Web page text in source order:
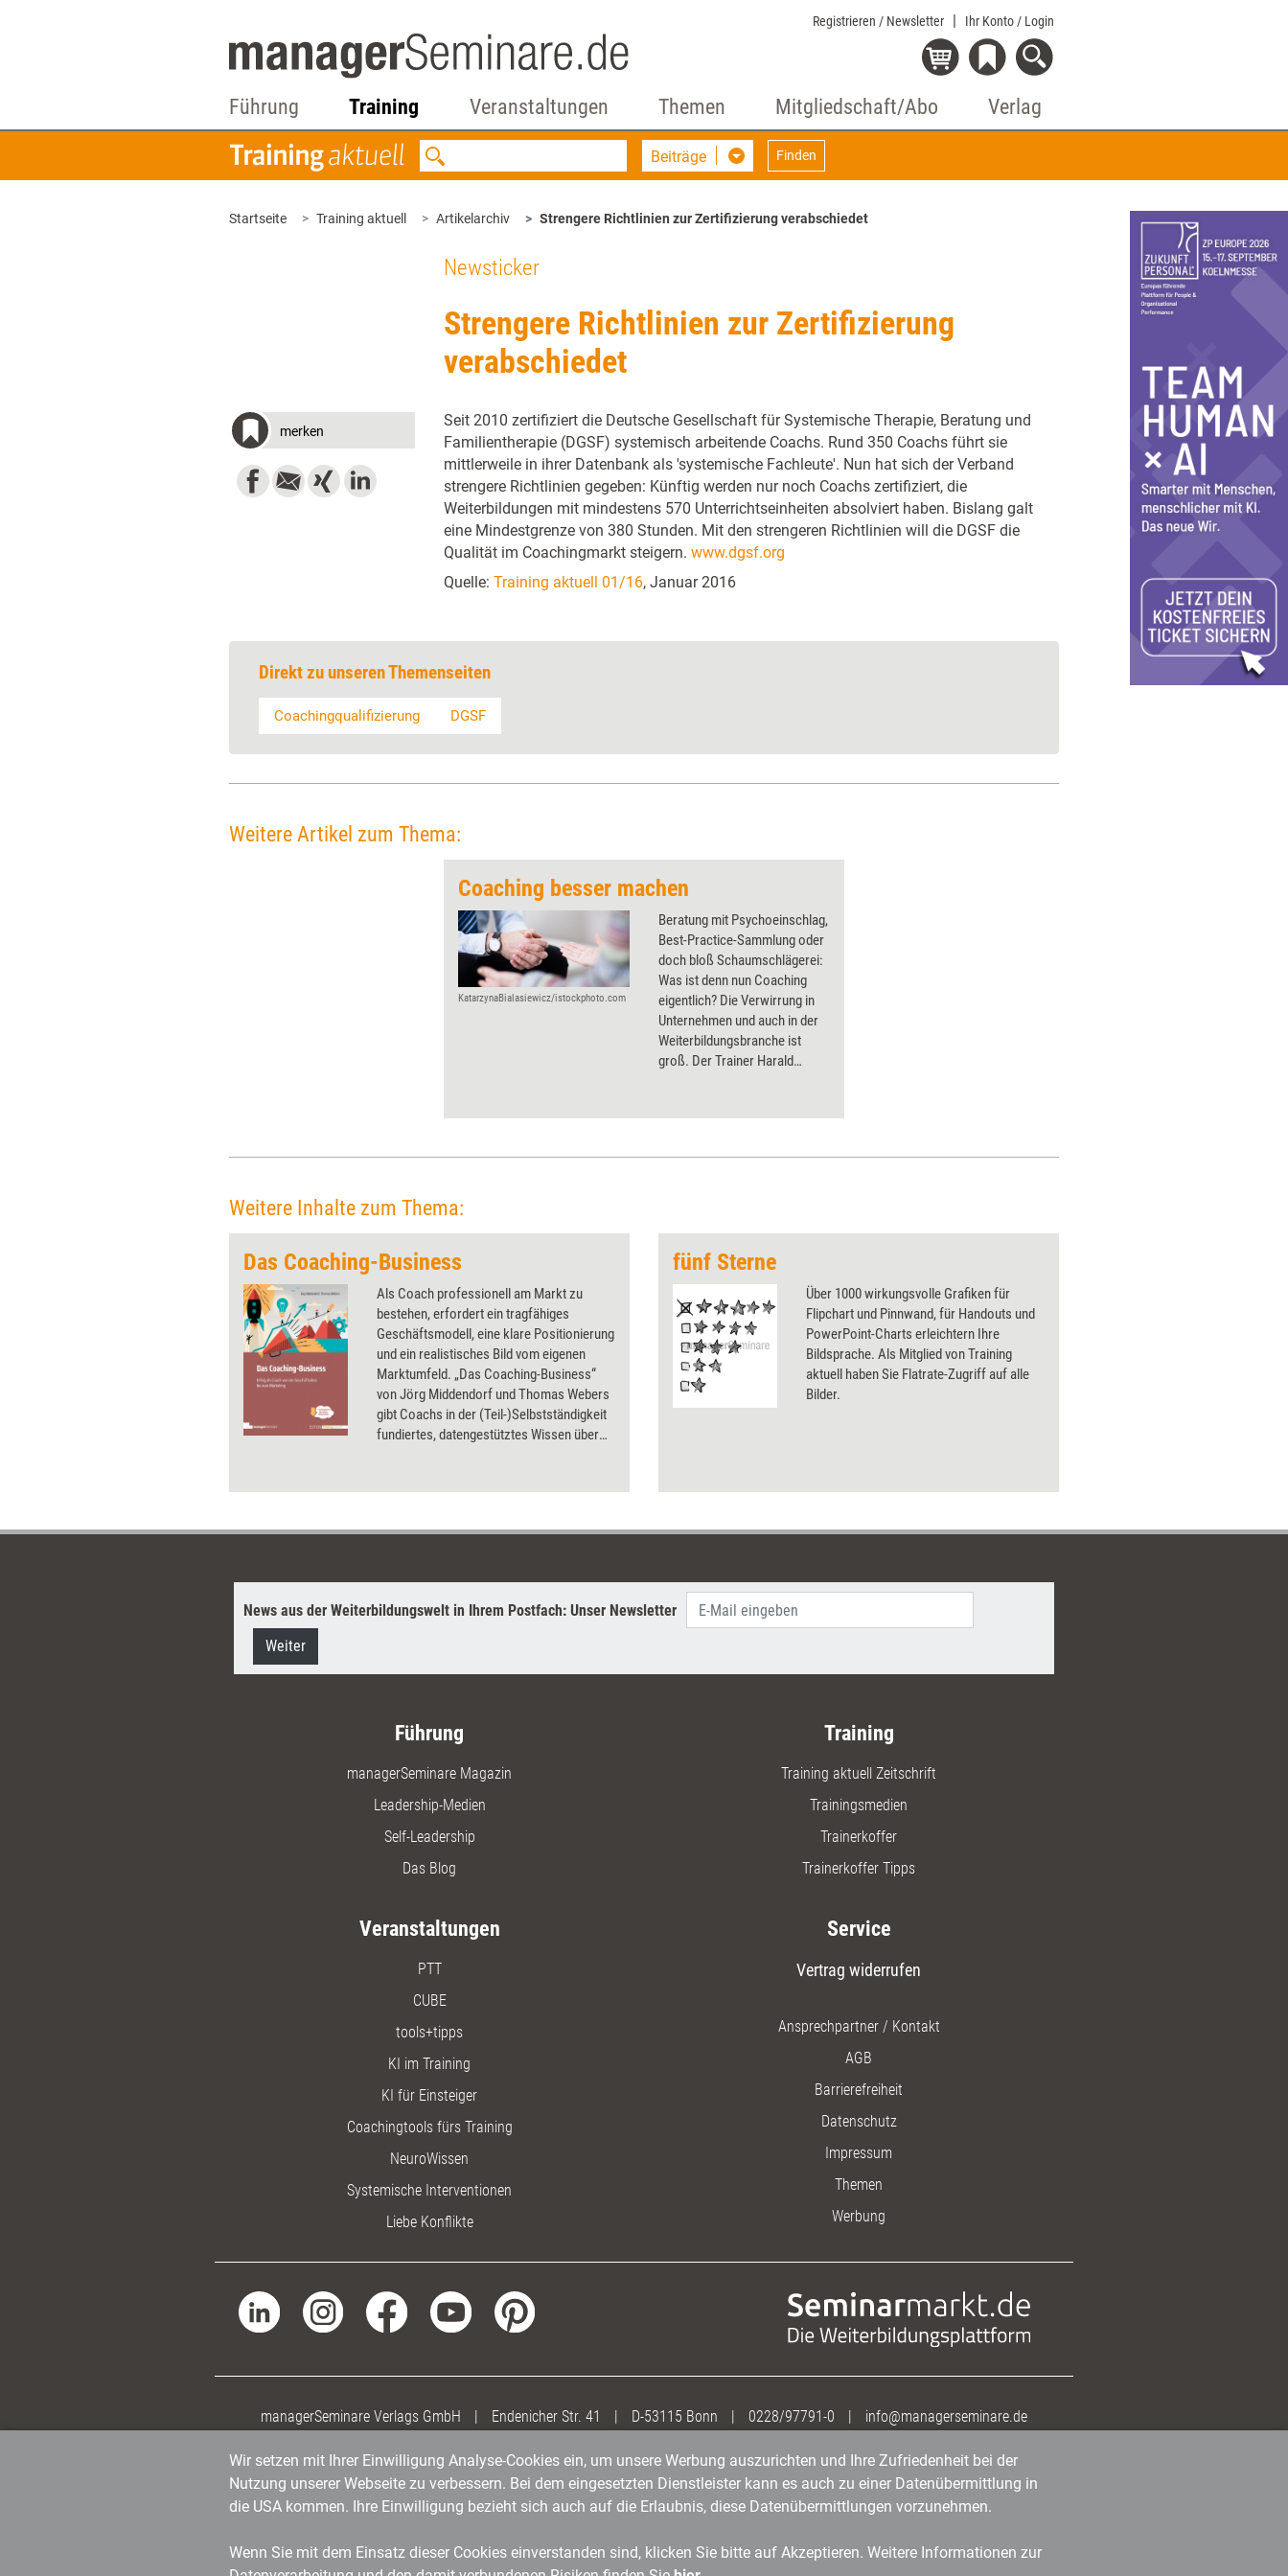
Registrieren / Newsletter Ihr Konto / Login
Führung Training Veranstaltungen Themen Mitgliedschaft/Abo Verlag
Beiträge Finden
Startseite Training aktuell Artikelarchiv Strengere Richtlinien zur Zertifizierung verabschiedet
Newsticker
Strengere Richtlinien zur Zertifizierung
verabschiedet
merken
Seit 2010 zertifiziert die Deutsche Gesellschaft für Systemische Therapie, Beratung und
Familientherapie (DGSF) systemisch arbeitende Coachs. Rund 350 Coachs führt sie
mittlerweile in ihrer Datenbank als 'systemische Fachleute'. Nun hat sich der Verband
strengere Richtlinien gegeben: Künftig werden nur noch Coachs zertifiziert, die
Weiterbildungen mit mindestens 570 Unterrichtseinheiten absolviert haben. Bislang galt
eine Mindestgrenze von 380 Stunden. Mit den strengeren Richtlinien will die DGSF die
Qualität im Coachingmarkt steigern. www.dgsf.org
Quelle: Training aktuell 01/16, Januar 2016
Direkt zu unseren Themenseiten
Coachingqualifizierung DGSF
Weitere Artikel zum Thema:
Coaching besser machen
KatarzynaBialasiewicz/istockphoto.com
Beratung mit Psychoeinschlag,
Best-Practice-Sammlung oder
doch bloß Schaumschlägerei:
Was ist denn nun Coaching
eigentlich? Die Verwirrung in
Unternehmen und auch in der
Weiterbildungsbranche ist
groß. Der Trainer Harald
Abgrenzung und mehr
Coachs.
Weitere Inhalte zum Thema:
Das Coaching-Business
Als Coach professionell am Markt zu
bestehen, erfordert ein tragfähiges
Geschäftsmodell, eine klare Positionierung
und ein realistisches Bild vom eigenen
Marktumfeld. „Das Coaching-Business“
von Jörg Middendorf und Thomas Webers
gibt Coachs in der (Teil-)Selbstständigkeit
fundiertes, datengestütztes Wissen über
wirkungsvolle Marketingstrategie – frei
fünf Sterne
Über 1000 wirkungsvolle Grafiken für
Flipchart und Pinnwand, für Handouts und
PowerPoint-Charts erleichtern Ihre
Bildsprache. Als Mitglied von Training
aktuell haben Sie Flatrate-Zugriff auf alle
Bilder.
News aus der Weiterbildungswelt in Ihrem Postfach: Unser Newsletter
Weiter
Führung
managerSeminare Magazin
Leadership-Medien
Self-Leadership
Das Blog
Training
Training aktuell Zeitschrift
Trainingsmedien
Trainerkoffer
Trainerkoffer Tipps
Veranstaltungen
PTT
CUBE
tools+tipps
KI im Training
KI für Einsteiger
Coachingtools fürs Training
NeuroWissen
Systemische Interventionen
Liebe Konflikte
Service
Vertrag widerrufen
Ansprechpartner / Kontakt
AGB
Barrierefreiheit
Datenschutz
Impressum
Themen
Werbung
managerSeminare Verlags GmbH | Endenicher Str. 41 | D-53115 Bonn | 0228/97791-0 | info@managerseminare.de
Wir setzen mit Ihrer Einwilligung Analyse-Cookies ein, um unsere Werbung auszurichten und Ihre Zufriedenheit bei der
Nutzung unserer Webseite zu verbessern. Bei dem eingesetzten Dienstleister kann es auch zu einer Datenübermittlung in
die USA kommen. Ihre Einwilligung bezieht sich auch auf die Erlaubnis, diese Datenübermittlungen vorzunehmen.
Wenn Sie mit dem Einsatz dieser Cookies einverstanden sind, klicken Sie bitte auf Akzeptieren. Weitere Informationen zur